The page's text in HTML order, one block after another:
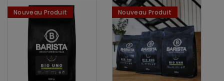
Nouveau Produit Nouveau Produit